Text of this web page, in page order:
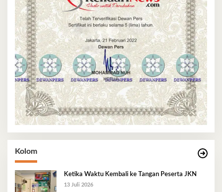
Kolom
Ketika Waktu Kembali ke Tangan Peserta JKN
13 Juli 2026